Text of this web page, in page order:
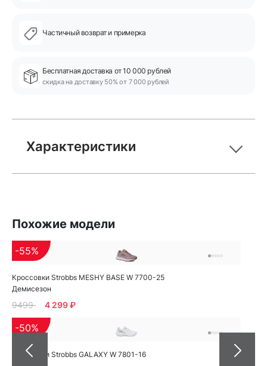
Частичный возврат и примерка
Бесплатная доставка от 10 000 рублей
скидка на доставку 50% от 7 000 рублей
Характеристики
Похожие модели
Кроссовки Strobbs MESHY BASE W 7700-25
Демисезон
-55%
9499 4 299 ₽
Кроссовки Strobbs GALAXY W 7801-16
-50%